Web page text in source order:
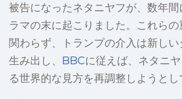
被告になったネタニヤフが、数年
ラマの末に起こりました。これら
関わらず、トランプの介入は新し
生み出し、 BBCに従えば、ネタニ
る世界的な見方を再調整しようとし